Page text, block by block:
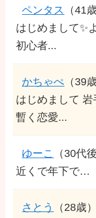
ペンタス （41
はじめまして✨
初心者...
かちゃぺ （39
はじめまして
暫く恋愛...
ゆーこ （30代
近くで年下で…
さとう （28歳）